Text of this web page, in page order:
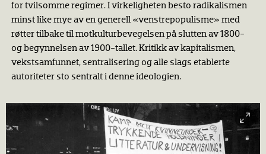
for tvilsomme regimer. I virkeligheten besto radikalismen
minst like mye av en generell «venstrepopulisme» med
røtter tilbake til motkulturbevegelsen på slutten av 1800-
og begynnelsen av 1900-tallet. Kritikk av kapitalismen,
vekstsamfunnet, sentralisering og alle slags etablerte
autoriteter sto sentralt i denne ideologien.